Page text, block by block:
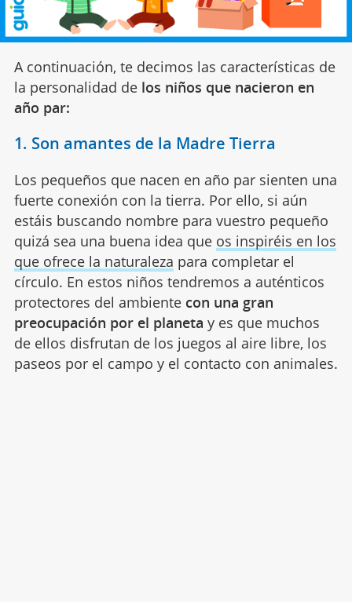
A continuación, te decimos las características de
la personalidad delos niños que nacieron en
año par:
1. Son amantes de la Madre Tierra
Los pequeños que nacen en año par sienten una
fuerte conexión con la tierra. Por ello, si aún
estáis buscando nombre para vuestro pequeño
quizá sea una buena idea que os inspiréis en los
que ofrece la naturaleza para completar el
círculo. En estos niños tendremos a auténticos
protectores del ambiente con una gran
preocupación por el planeta y es que muchos
de ellos disfrutan de los juegos al aire libre, los
paseos por el campo y el contacto con animales.